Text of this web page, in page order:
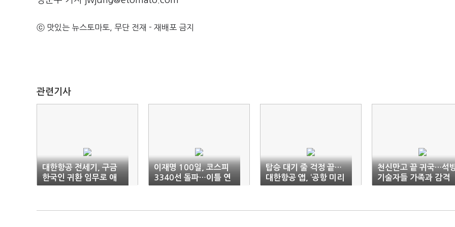
ⓒ 맛있는 뉴스토마토, 무단 전재 - 재배포 금지
관련기사
대한항공 전세기, 구금
한국인 귀환 임무로 애
틀랜타로
이재명 100일, 코스피
3340선 돌파…이틀 연
속 '사상 최고치'
탑승 대기 줄 걱정 끝…
대한항공 앱, ‘공항 미리
보기’ 신설
천신만고 끝 귀국…석
기술자들 가족과 감격
재회